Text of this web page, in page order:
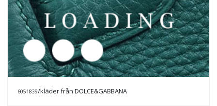
6051839/kläder från DOLCE&GABBANA